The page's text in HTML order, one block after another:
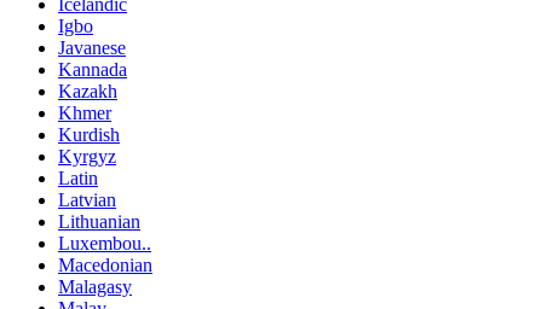
Igbo
Javanese
Kannada
Kazakh
Khmer
Kurdish
Kyrgyz
Latin
Latvian
Lithuanian
Luxembou..
Macedonian
Malagasy